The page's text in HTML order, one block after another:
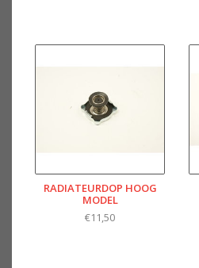
RADIATEURDOP HOOG
MODEL
€11,50